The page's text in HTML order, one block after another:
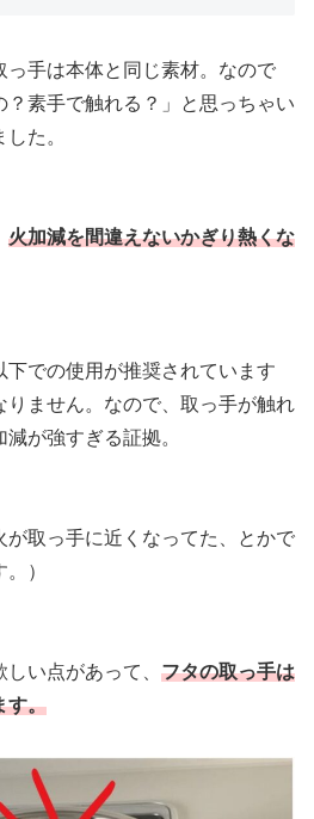
っ手は本体と同じ素材。なので
？素手で触れる？」と思っちゃい
た。
火加減を間違えないかぎり熱くな
下での使用が推奨されています
りません。なので、取っ手が触れ
が強すぎる証拠。
が取っ手に近くなってた、とかで
）
い点があって、 フタの取っ手は
す。